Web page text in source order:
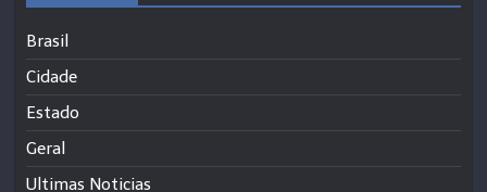
Brasil
Cidade
Estado
Geral
Ultimas Noticias